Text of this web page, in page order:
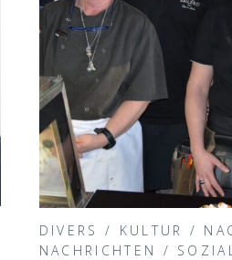
DIVERS / KULTUR /
NACHRICHTEN
/